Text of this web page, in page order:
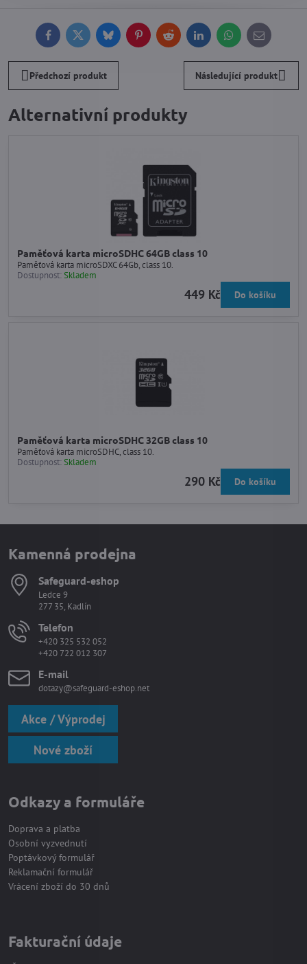
FacebookTwitterBlueskyPinterestReddit LinkedInWhatsApp
E-
mail
Předchozí produkt Následující produkt
Alternativní produkty
Paměťová karta microSDHC 64GB class 10
Paměťová karta microSDXC 64Gb, class 10.
Dostupnost:Skladem
449 Kč Do košíku
Paměťová karta microSDHC 32GB class 10
Paměťová karta microSDHC, class 10.
Dostupnost:Skladem
290 Kč Do košíku
Kamenná prodejna
Safeguard-eshop
Ledce 9
277 35, Kadlín
Telefon
+420 325 532 052
+420 722 012 307
E-mail
dotazy@safeguard-eshop.net
Akce / Výprodej
Nové zboží
Odkazy a formuláře
Doprava a platba
Osobní vyzvednutí
Poptávkový formulář
Reklamační formulář
Vrácení zboží do 30 dnů
Fakturační údaje